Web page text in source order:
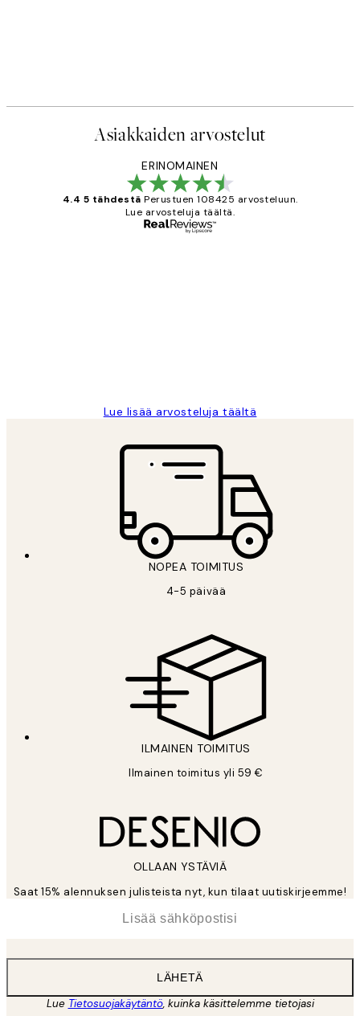
Asiakkaiden arvostelut
ERINOMAINEN
4.4 5 tähdestä Perustuen 108425 arvosteluun.
Lue arvosteluja täältä.
Lue lisää arvosteluja täältä
NOPEA TOIMITUS
4-5 päivää
ILMAINEN TOIMITUS
Ilmainen toimitus yli 59 €
OLLAAN YSTÄVIÄ
Saat 15% alennuksen julisteista nyt, kun tilaat uutiskirjeemme!
LÄHETÄ
Lue Tietosuojakäytäntö, kuinka käsittelemme tietojasi